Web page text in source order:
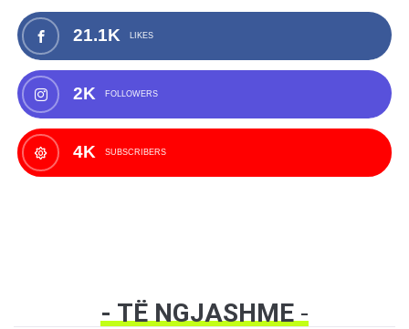
21.1K LIKES
2K FOLLOWERS
4K SUBSCRIBERS
- TË NGJASHME -